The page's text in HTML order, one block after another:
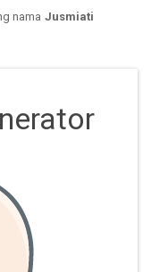
nama Jusmiati